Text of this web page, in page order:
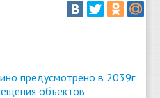
предусмотрено в 2039г
объектов